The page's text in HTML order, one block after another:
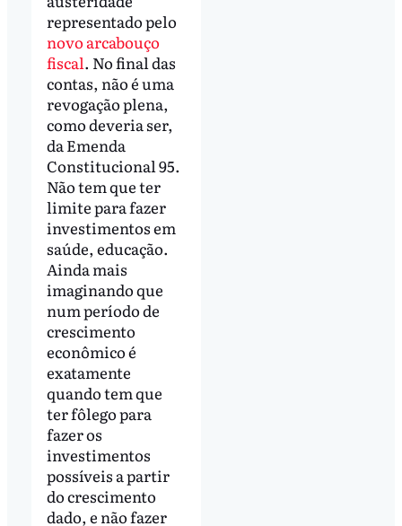
representado pelo
novo arcabouço
fiscal. No final das
contas, não é uma
revogação plena,
como deveria ser,
da Emenda
Constitucional 95.
Não tem que ter
limite para fazer
investimentos em
saúde, educação.
Ainda mais
imaginando que
num período de
crescimento
econômico é
exatamente
quando tem que
ter fôlego para
fazer os
investimentos
possíveis a partir
do crescimento
dado, e não fazer